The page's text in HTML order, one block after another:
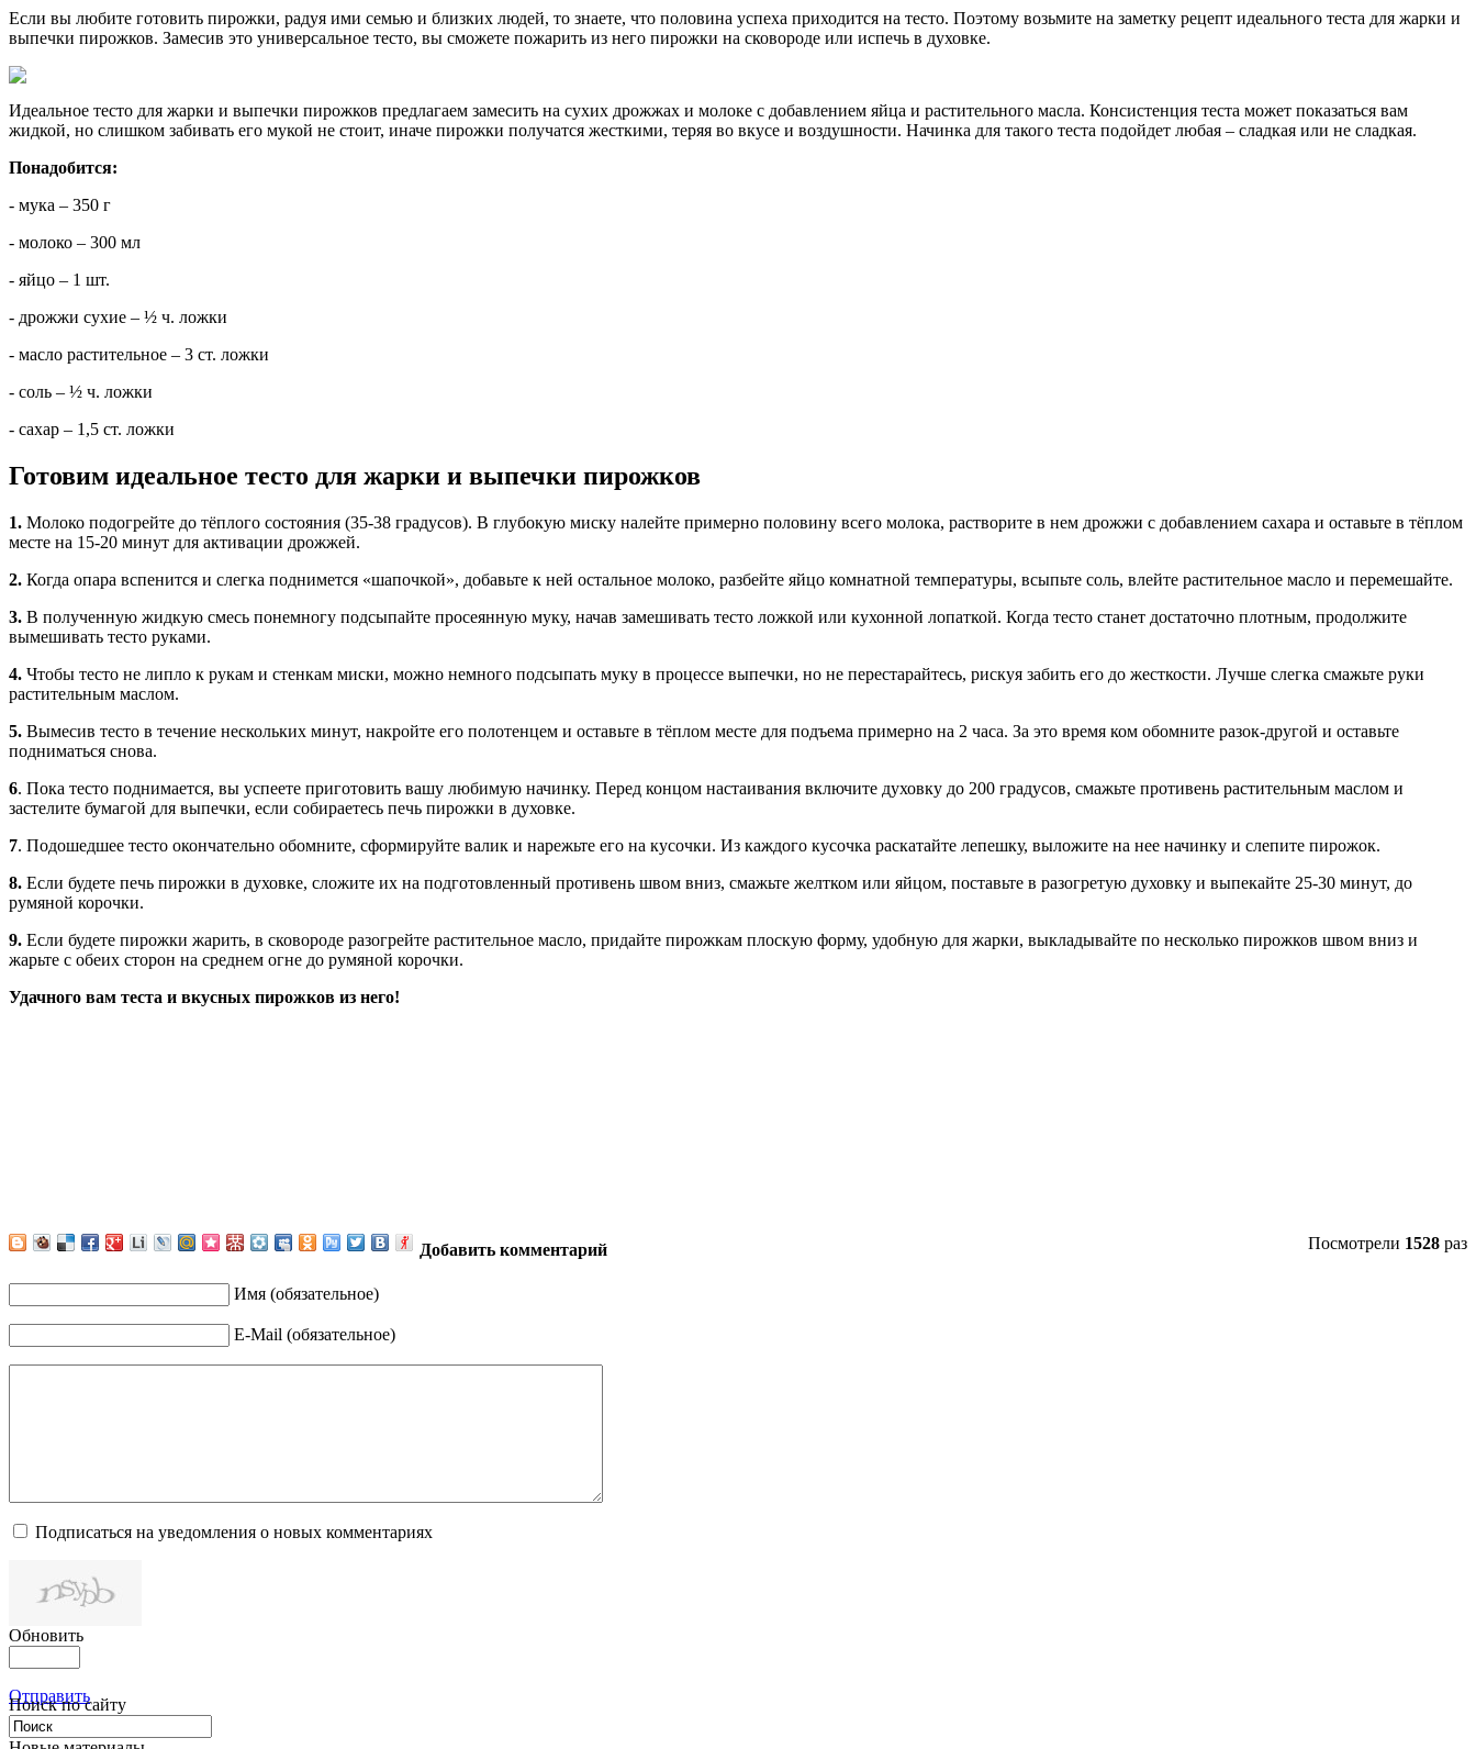
Если вы любите готовить пирожки, радуя ими семью и близких людей, то знаете, что половина успеха приходится на тесто. Поэтому возьмите на заметку рецепт идеального теста для жарки и
выпечки пирожков. Замесив это универсальное тесто, вы сможете пожарить из него пирожки на сковороде или испечь в духовке.
Идеальное тесто для жарки и выпечки пирожков предлагаем замесить на сухих дрожжах и молоке с добавлением яйца и растительного масла. Консистенция теста может показаться вам
жидкой, но слишком забивать его мукой не стоит, иначе пирожки получатся жесткими, теряя во вкусе и воздушности. Начинка для такого теста подойдет любая – сладкая или не сладкая.
Понадобится:
- мука – 350 г
- молоко – 300 мл
- яйцо – 1 шт.
- дрожжи сухие – ½ ч. ложки
- масло растительное – 3 ст. ложки
- соль – ½ ч. ложки
- сахар – 1,5 ст. ложки
Готовим идеальное тесто для жарки и выпечки пирожков
1. Молоко подогрейте до тёплого состояния (35-38 градусов). В глубокую миску налейте примерно половину всего молока, растворите в нем дрожжи с добавлением сахара и оставьте в тёплом
месте на 15-20 минут для активации дрожжей.
2. Когда опара вспенится и слегка поднимется «шапочкой», добавьте к ней остальное молоко, разбейте яйцо комнатной температуры, всыпьте соль, влейте растительное масло и перемешайте.
3. В полученную жидкую смесь понемногу подсыпайте просеянную муку, начав замешивать тесто ложкой или кухонной лопаткой. Когда тесто станет достаточно плотным, продолжите
вымешивать тесто руками.
4. Чтобы тесто не липло к рукам и стенкам миски, можно немного подсыпать муку в процессе выпечки, но не перестарайтесь, рискуя забить его до жесткости. Лучше слегка смажьте руки
растительным маслом.
5. Вымесив тесто в течение нескольких минут, накройте его полотенцем и оставьте в тёплом месте для подъема примерно на 2 часа. За это время ком обомните разок-другой и оставьте
подниматься снова.
6. Пока тесто поднимается, вы успеете приготовить вашу любимую начинку. Перед концом настаивания включите духовку до 200 градусов, смажьте противень растительным маслом и
застелите бумагой для выпечки, если собираетесь печь пирожки в духовке.
7. Подошедшее тесто окончательно обомните, сформируйте валик и нарежьте его на кусочки. Из каждого кусочка раскатайте лепешку, выложите на нее начинку и слепите пирожок.
8. Если будете печь пирожки в духовке, сложите их на подготовленный противень швом вниз, смажьте желтком или яйцом, поставьте в разогретую духовку и выпекайте 25-30 минут, до
румяной корочки.
9. Если будете пирожки жарить, в сковороде разогрейте растительное масло, придайте пирожкам плоскую форму, удобную для жарки, выкладывайте по несколько пирожков швом вниз и
жарьте с обеих сторон на среднем огне до румяной корочки.
Удачного вам теста и вкусных пирожков из него!
Посмотрели 1528 раз
Добавить комментарий
Имя (обязательное)
E-Mail (обязательное)
Подписаться на уведомления о новых комментариях
Обновить
Отправить
Поиск по сайту